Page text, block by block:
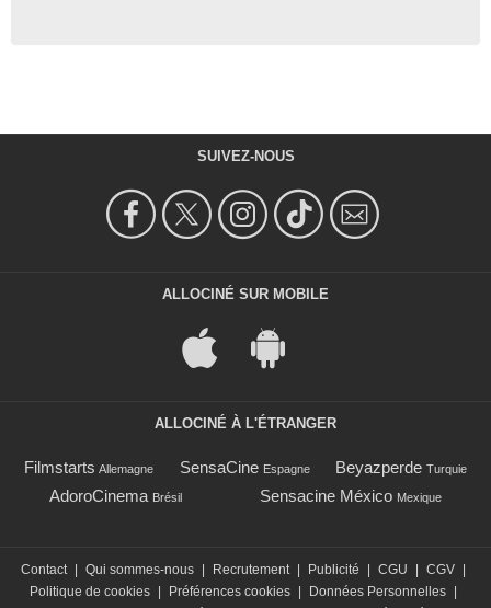
SUIVEZ-NOUS
ALLOCINÉ SUR MOBILE
ALLOCINÉ À L'ÉTRANGER
Filmstarts Allemagne SensaCine Espagne Beyazperde Turquie
AdoroCinema Brésil Sensacine México Mexique
Contact Qui sommes-nous Recrutement Publicité CGU CGV
Politique de cookies
Préférences cookies Données Personnelles